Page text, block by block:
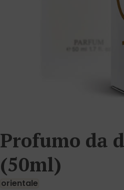
Profumo da
(50ml)
orientale